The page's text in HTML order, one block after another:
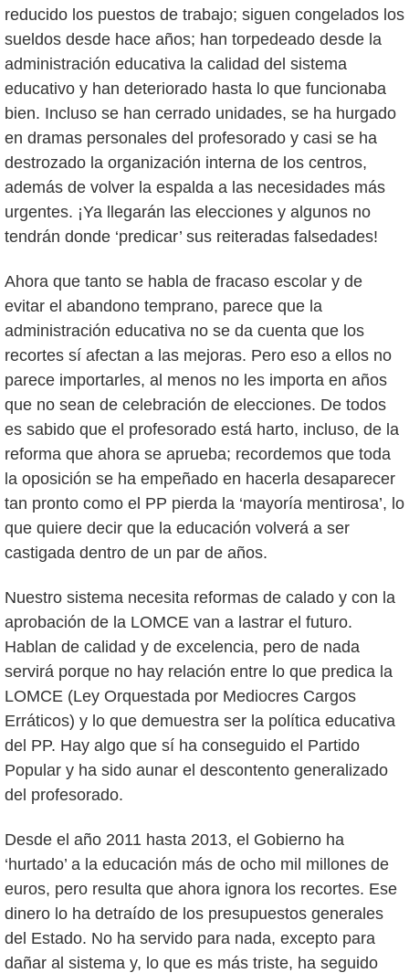
reducido los puestos de trabajo; siguen congelados los
sueldos desde hace años; han torpedeado desde la
administración educativa la calidad del sistema
educativo y han deteriorado hasta lo que funcionaba
bien. Incluso se han cerrado unidades, se ha hurgado
en dramas personales del profesorado y casi se ha
destrozado la organización interna de los centros,
además de volver la espalda a las necesidades más
urgentes. ¡Ya llegarán las elecciones y algunos no
tendrán donde ‘predicar’ sus reiteradas falsedades!
Ahora que tanto se habla de fracaso escolar y de
evitar el abandono temprano, parece que la
administración educativa no se da cuenta que los
recortes sí afectan a las mejoras. Pero eso a ellos no
parece importarles, al menos no les importa en años
que no sean de celebración de elecciones. De todos
es sabido que el profesorado está harto, incluso, de la
reforma que ahora se aprueba; recordemos que toda
la oposición se ha empeñado en hacerla desaparecer
tan pronto como el PP pierda la ‘mayoría mentirosa’, lo
que quiere decir que la educación volverá a ser
castigada dentro de un par de años.
Nuestro sistema necesita reformas de calado y con la
aprobación de la LOMCE van a lastrar el futuro.
Hablan de calidad y de excelencia, pero de nada
servirá porque no hay relación entre lo que predica la
LOMCE (Ley Orquestada por Mediocres Cargos
Erráticos) y lo que demuestra ser la política educativa
del PP. Hay algo que sí ha conseguido el Partido
Popular y ha sido aunar el descontento generalizado
del profesorado.
Desde el año 2011 hasta 2013, el Gobierno ha
‘hurtado’ a la educación más de ocho mil millones de
euros, pero resulta que ahora ignora los recortes. Ese
dinero lo ha detraído de los presupuestos generales
del Estado. No ha servido para nada, excepto para
dañar al sistema y, lo que es más triste, ha seguido